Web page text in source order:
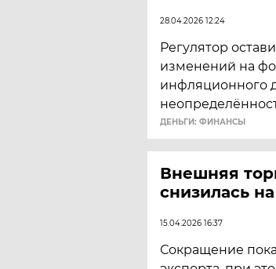
28.04.2026 12:24
Регулятор
изменений на
инфляционного
ДЕНЬГИ: ФИНАНСЫ
Внешняя
снизилась на
15.04.2026 16:37
Сокращение